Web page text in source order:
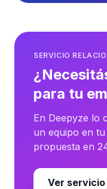
SERVICIO
para tu
En Deepyze lo
un equipo en
propuesta en
Ver servicio